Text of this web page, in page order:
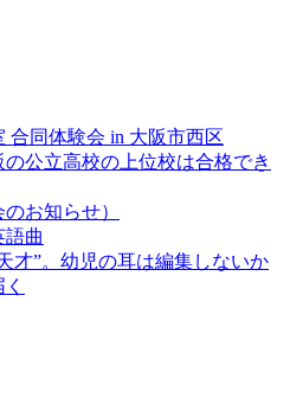
合同体験会 in 大阪市西区
公立高校の上位校は合格でき
お知らせ）
語曲
才”。幼児の耳は編集しないか